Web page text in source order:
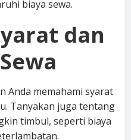
biaya sewa.
dan
Anda memahami syarat
Tanyakan juga tentang
timbul, seperti biaya